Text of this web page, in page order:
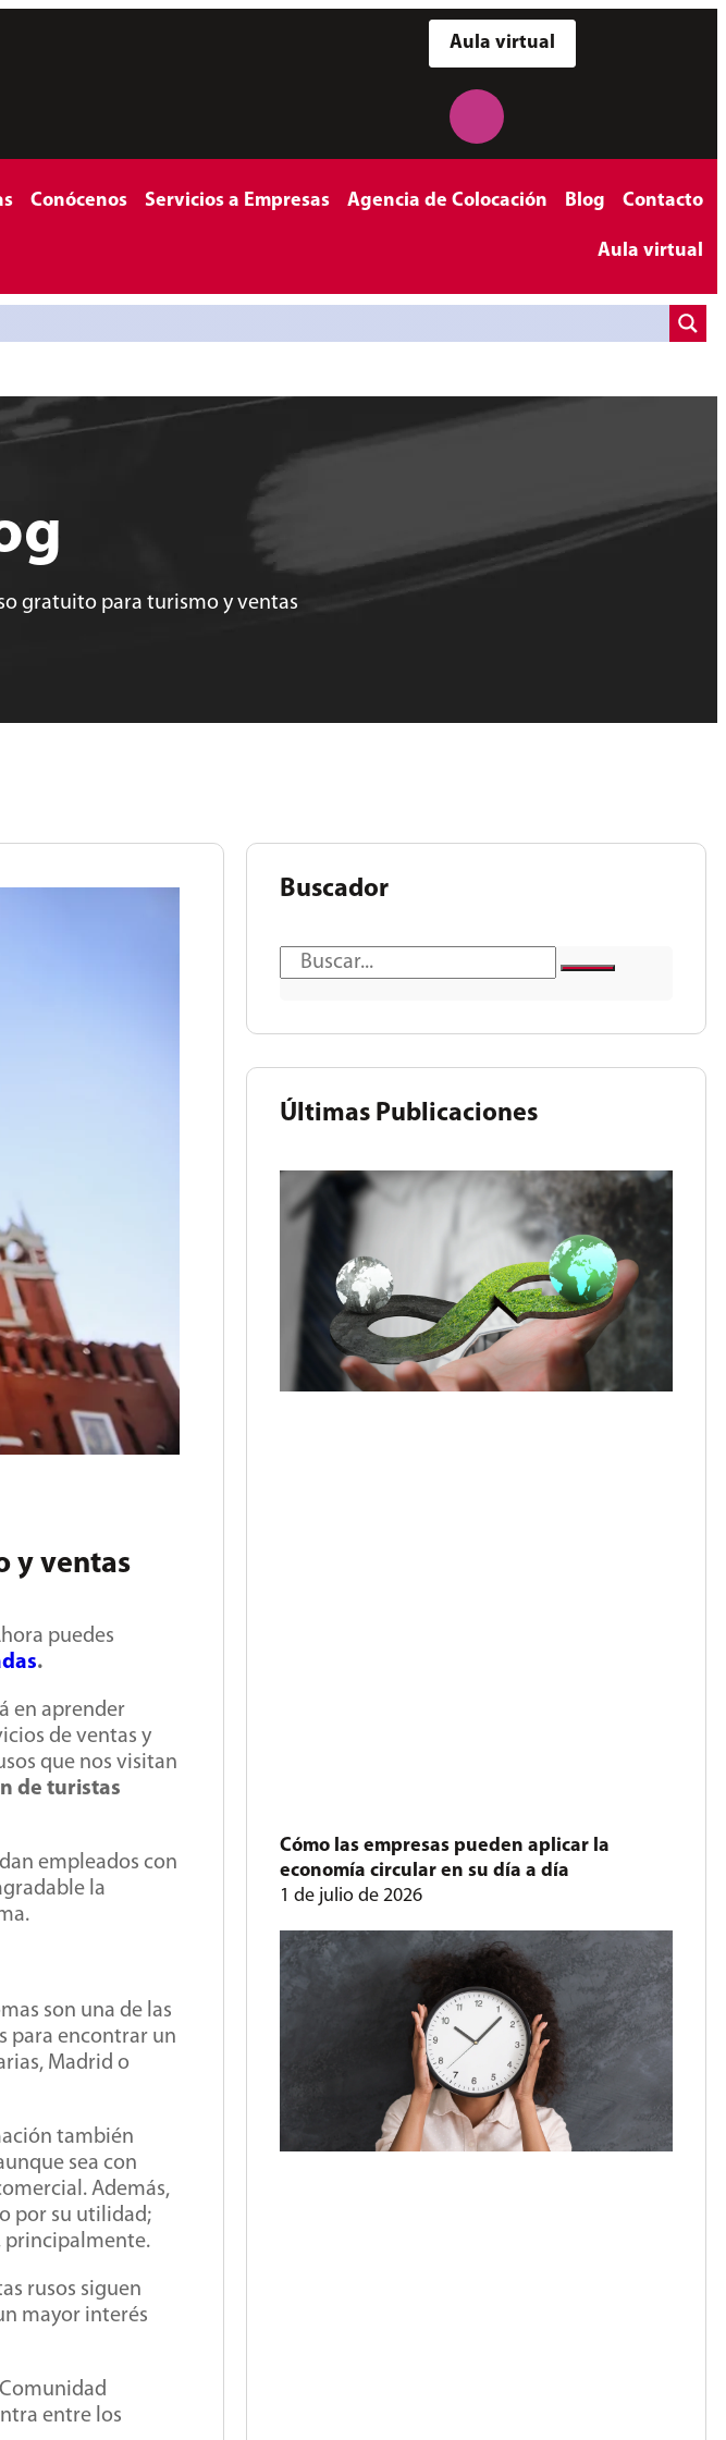
Aula virtual
Conócenos Servicios a Empresas Agencia de Colocación Blog Contacto
Aula virtual
gratuito para turismo y ventas
y ventas
puedes
.
en aprender
de ventas y
que nos visitan
de turistas
empleados con
la
son una de las
para encontrar un
Madrid o
también
sea con
Además,
por su utilidad;
principalmente.
rusos siguen
mayor interés
entre los
Buscador
Últimas Publicaciones
Cómo las empresas pueden aplicar la
economía circular en su día a día
1 de julio de 2026